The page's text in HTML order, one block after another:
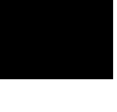
de Andrés Romero.